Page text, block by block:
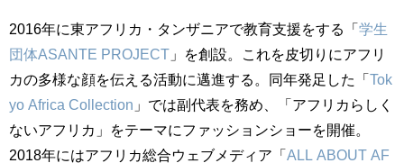
2016年に東アフリカ・タンザニアで教育支援をする「 学生
団体ASANTE PROJECT 」を創設。これを皮切りにアフリ
カの多様な顔を伝える活動に邁進する。同年発足した「 Tok
yo Africa Collection 」では副代表を務め、「アフリカらしく
ないアフリカ」をテーマにファッションショーを開催。
2018年にはアフリカ総合ウェブメディア「 ALL ABOUT AF